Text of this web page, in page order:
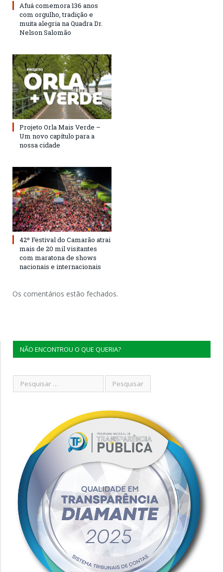
Afuá comemora 136 anos
com orgulho, tradição e
muita alegria na Quadra Dr.
Nelson Salomão
Projeto Orla Mais Verde –
Um novo capítulo para a
nossa cidade
42º Festival do Camarão atrai
mais de 20 mil visitantes
com maratona de shows
nacionais e internacionais
Os comentários estão fechados.
NÃO ENCONTROU O QUE QUERIA?